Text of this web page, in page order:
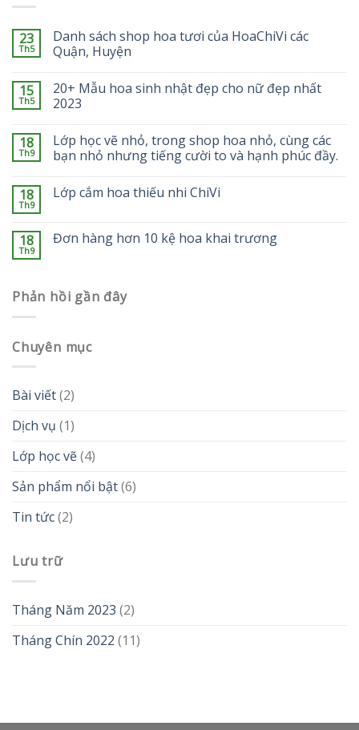
23
Th5
Danh sách shop hoa tươi của HoaChiVi các
Quận, Huyện
15
Th5
20+ Mẫu hoa sinh nhật đẹp cho nữ đẹp nhất
2023
18
Th9
Lớp học vẽ nhỏ, trong shop hoa nhỏ, cùng các
bạn nhỏ nhưng tiếng cười to và hạnh phúc đầy.
18
Th9
Lớp cắm hoa thiếu nhi ChiVi
18
Th9
Đơn hàng hơn 10 kệ hoa khai trương
Phản hồi gần đây
Chuyên mục
Bài viết(2)
Dịch vụ (1)
Lớp học vẽ(4)
Sản phẩm nổi bật(6)
Tin tức(2)
Lưu trữ
Tháng Năm 2023 (2)
Tháng Chín 2022 (11)